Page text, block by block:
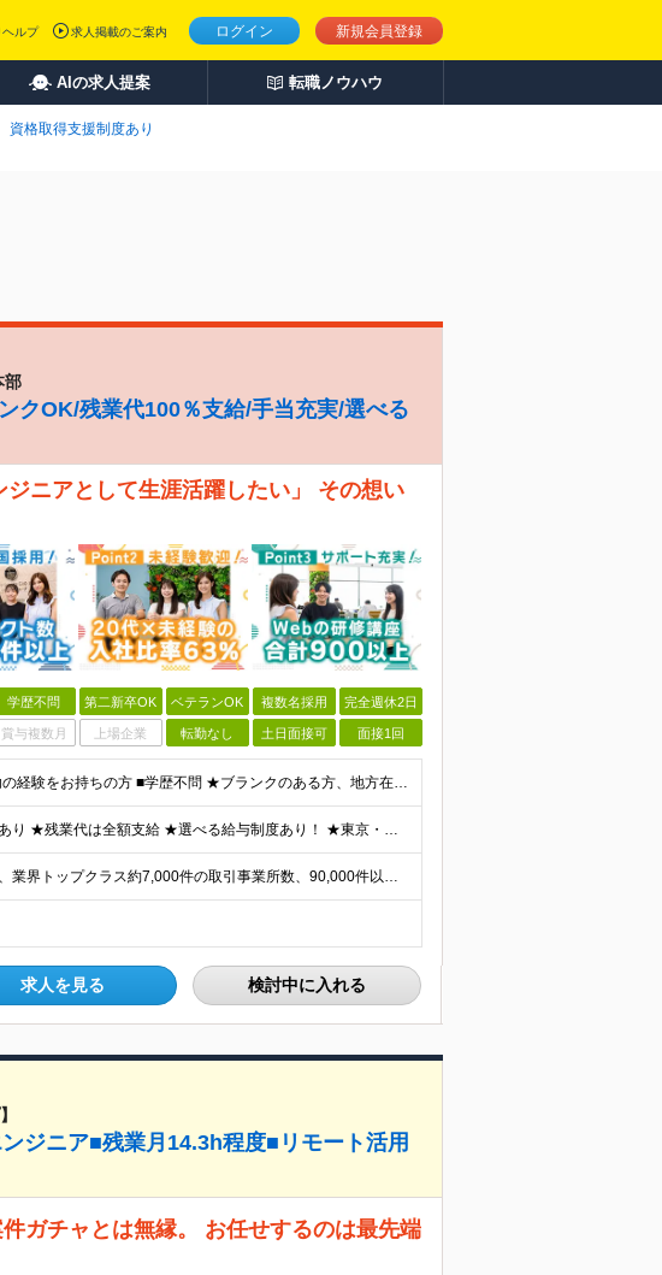
ログイン 新規会員登録
ヘルプ 求人掲載のご案内
AIの求人提案 転職ノウハウ
資格取得支援制度あり
部
クOK/残業代100％支給/手当充実/選べる
ジニアとして生涯活躍したい」 その想い
学歴不問 第二新卒OK ベテランOK 複数名採用 完全週休2日
賞与複数月 上場企業 転勤なし 土日面接可 面接1回
■何らかの開発経験もしくは開発補助の経験をお持ちの方 ■学歴不問 ★ブランクのある方、地方在住の方も大歓迎です！
★通勤＆就業＆地域/住宅＆役職手当あり ★残業代は全額支給 ★選べる給与制度あり！ ★東京・神奈川・千葉・埼玉勤務の場合 月給23.5万円～55万円＋諸手当 （残業代は全額支給） (20,000円の
★リモート実績あり★ ご希望を伺い、業界トップクラス約7,000件の取引事業所数、90,000件以上のプロジェクトから検討をいたします。 全国の取引先での就業となります（沖縄を除く） ※勤務地
求人を見る 検討中に入れる
ジニア■残業月14.3h程度■リモート活用
ガチャとは無縁。 お任せするのは最先端